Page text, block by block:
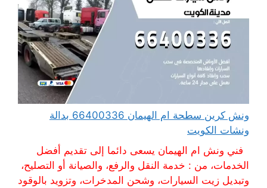
ونش كرين سطحة ام الهيمان 66400336 بدالة
ونشات الكويت
فني ونش ام الهيمان يسعى دائما إلى تقديم أفضل
الخدمات، من : خدمة النقل والرفع، والصيانة أو التصليح،
وتبديل زيت السيارات، وشحن المدخرات، وتزويد بالوقود